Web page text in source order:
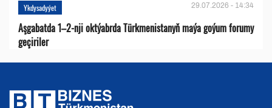
Ykdysadyýet 29.07.2026 - 14:34
Aşgabatda 1–2-nji oktýabrda Türkmenistanyň maýa goýum forumy
geçiriler